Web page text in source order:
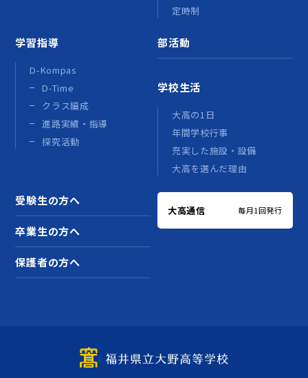
定時制
学習指導
D-Kompas
D-Time
クラス編成
進路実績・指導
探究活動
部活動
学校生活
大高の1日
年間学校行事
充実した施設・設備
大高を選んだ理由
受験生の方へ
卒業生の方へ
保護者の方へ
大高通信 毎月1回発行